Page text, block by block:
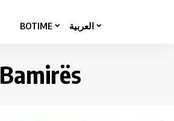
BOTIME العربية
Bamirës